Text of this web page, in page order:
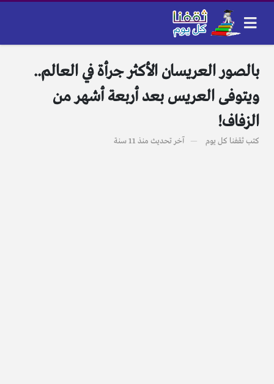
بالصور العريسان الأكثر جرأة في العالم..
ويتوفى العريس بعد أربعة أشهر من
الزفاف!
كتبثقفنا كل يوم آخر تحديث منذ 11 سنة